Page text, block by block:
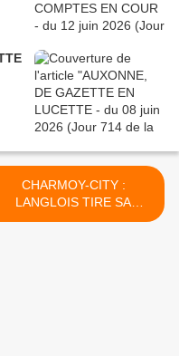
CHARMOY-CITY :
LANGLOIS TIRE SA
RÉVÉRENCE À